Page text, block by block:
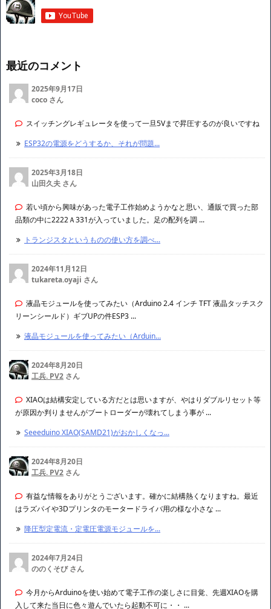
最近のコメント
2025年9月17日
coco さん
スイッチングレギュレータを使って一旦5Vまで昇圧するのが良いですね
ESP32の電源をどうするか、それが問題...
2025年3月18日
山田久夫 さん
若い頃から興味があった電子工作始めようかなと思い、通販で買った部
品類の中に2222Ａ331が入っていました。足の配列を調 ...
トランジスタというものの使い方を調べ...
2024年11月12日
tukareta.oyaji さん
液晶モジュールを使ってみたい（Arduino 2.4 インチ TFT 液晶タッチスク
リーンシールド）ギブUPの件ESP3 ...
液晶モジュールを使ってみたい（Arduin...
2024年8月20日
工兵. PV2 さん
XIAOは結構安定している方だとは思いますが、やはりダブルリセット等
が原因か判りませんがブートローダーが壊れてしまう事が ...
Seeeduino XIAO(SAMD21)がおかしくなっ...
2024年8月20日
工兵. PV2 さん
有益な情報をありがとうございます。確かに結構熱くなりますね。最近
はラズパイや3Dプリンタのモータードライバ用の様な小さな ...
降圧型定電流・定電圧電源モジュールを...
2024年7月24日
ののくそび さん
今月からArduinoを使い始めて電子工作の楽しさに目覚、先週XIAOを購
入して来た当日に色々遊んでいたら起動不可に・・ ...